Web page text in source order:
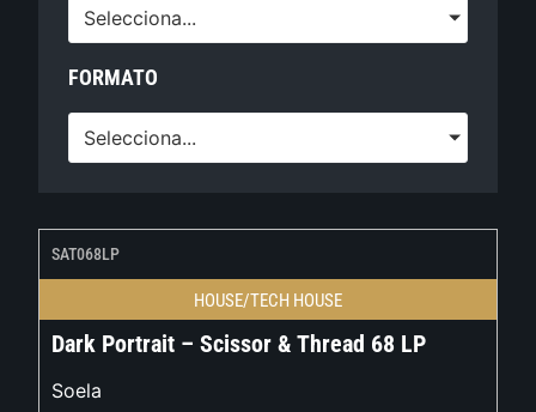
Selecciona...
FORMATO
Selecciona...
SAT068LP
HOUSE/TECH HOUSE
Dark Portrait – Scissor & Thread 68 LP
Soela